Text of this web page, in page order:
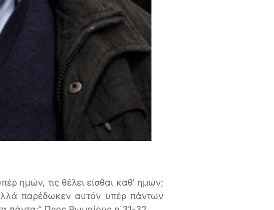
ημών, τις θέλει είσθαι καθ' ημών;
παρέδωκεν αυτόν υπέρ πάντων